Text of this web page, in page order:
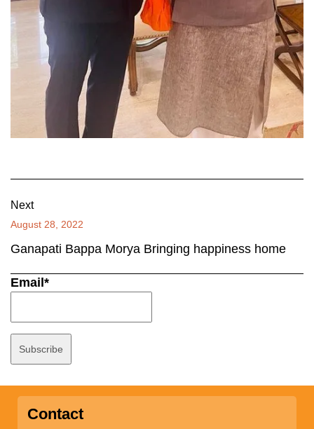
Next
August 28, 2022
Ganapati Bappa Morya Bringing happiness home
Email*
Contact